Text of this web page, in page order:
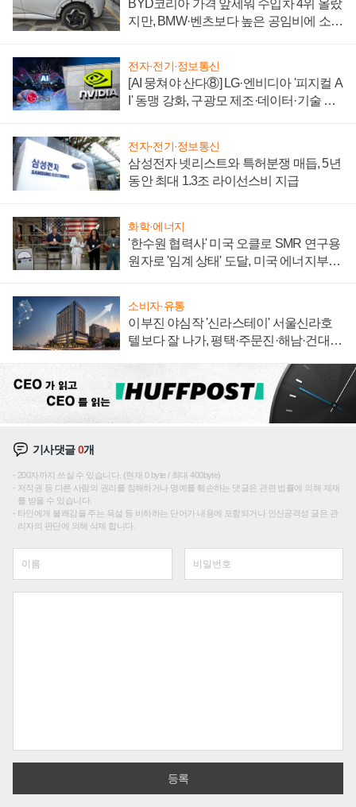
BYD코리아 가격 앞세워 수입차 4위 올랐
지만, BMW·벤츠보다 높은 공임비에 소비
전자·전기·정보통신
[AI 뭉쳐야 산다⑧] LG·엔비디아 '피지컬 A
I' 동맹 강화, 구광모 제조·데이터·기술 결
전자·전기·정보통신
삼성전자 넷리스트와 특허분쟁 매듭, 5년
동안 최대 1.3조 라이선스비 지급
화학·에너지
'한수원 협력사' 미국 오클로 SMR 연구용
원자로 '임계 상태' 도달, 미국 에너지부
소비자·유통
이부진 야심작 '신라스테이' 서울신라호
텔보다 잘 나가, 평택·주문진·해남·건대로
기사댓글0개
200자까지 쓰실 수 있습니다. (현재 0 byte / 최대 400byte)
저작권 등 다른 사람의 권리를 침해하거나 명예를 훼손하는 댓글은 관련 법률에 의해 제재
를 받을 수 있습니다.
타인에게 불쾌감을 주는 욕설 등 비하하는 단어가 내용에 포함되거나 인신공격성 글은 관
리자의 판단에 의해 삭제 합니다.